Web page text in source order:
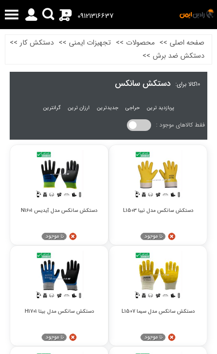
09121316637
0
صفحه اصلی >> محصولات >> تجهیزات ایمنی >> دستکش کار >>
دستکش ضد برش >>
10کالا برای: دستکش سانکس
پربازدید ترین حراجی جدیدترین ارزان ترین گرانترین
فقط کالاهای موجود :
دستکش سانکس مدل تیبا L1503 دستکش سانکس مدل آیدیس N1601
دستکش سانکس مدل سیما L1507 دستکش سانکس مدل بیتا H1701